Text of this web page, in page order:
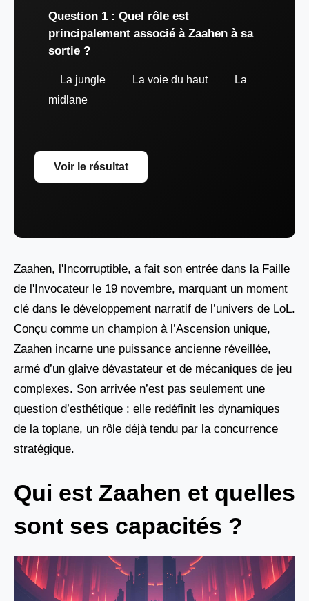
Question 1 : Quel rôle est
principalement associé à Zaahen à sa
sortie ?
La jungle La voie du haut
La
midlane
Voir le résultat
Zaahen, l'Incorruptible, a fait son entrée dans la Faille
de l'Invocateur le 19 novembre, marquant un moment
clé dans le développement narratif de l’univers de LoL.
Conçu comme un champion à l’Ascension unique,
Zaahen incarne une puissance ancienne réveillée,
armé d’un glaive dévastateur et de mécaniques de jeu
complexes. Son arrivée n’est pas seulement une
question d’esthétique : elle redéfinit les dynamiques
de la toplane, un rôle déjà tendu par la concurrence
stratégique.
Qui est Zaahen et quelles
sont ses capacités ?